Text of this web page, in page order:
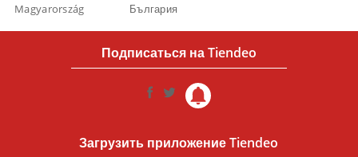
Magyarország
България
Подписаться на Tiendeo
Загрузить приложение Tiendeo